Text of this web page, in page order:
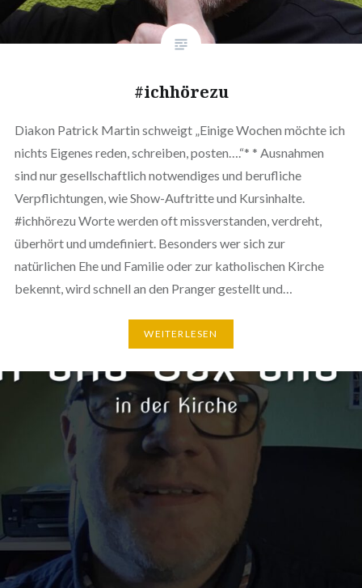
#ichhörezu
Diakon Patrick Martin schweigt „Einige Wochen möchte ich
nichts Eigenes reden, schreiben, posten….“* * Ausnahmen
sind nur gesellschaftlich notwendiges und berufliche
Verpflichtungen, wie Show-Auftritte und Kursinhalte.
#ichhörezu Worte werden oft missverstanden, verdreht,
überhört und umdefiniert. Besonders wer sich zur
natürlichen Ehe und Familie oder zur katholischen Kirche
bekennt, wird schnell an den Pranger gestellt und…
WEITERLESEN